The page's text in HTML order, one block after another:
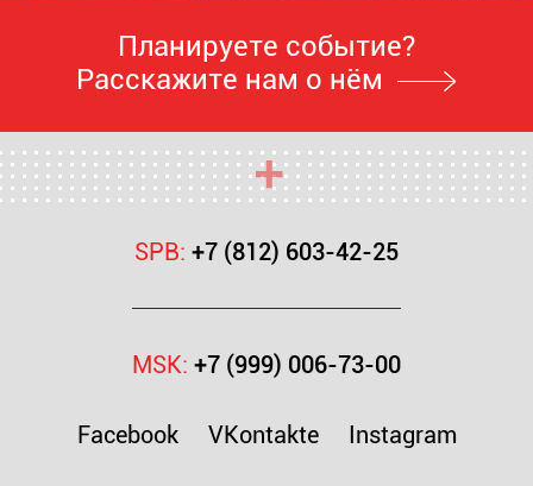
Планируете событие?
Расскажите нам о нём
SPB: +7 (812) 603-42-25
MSK: +7 (999) 006-73-00
Facebook VKontakte Instagram